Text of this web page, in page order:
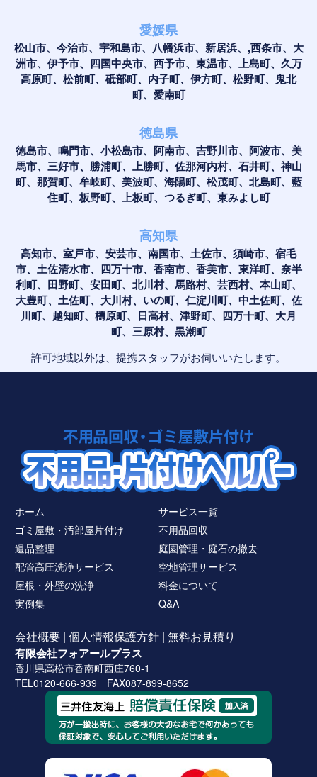
愛媛県
松山市、今治市、宇和島市、八幡浜市、新居浜、,西条市、大
洲市、伊予市、四国中央市、西予市、東温市、上島町、久万
高原町、松前町、砥部町、内子町、伊方町、松野町、鬼北
町、愛南町
徳島県
徳島市、鳴門市、小松島市、阿南市、吉野川市、阿波市、美
馬市、三好市、勝浦町、上勝町、佐那河内村、石井町、神山
町、那賀町、牟岐町、美波町、海陽町、松茂町、北島町、藍
住町、板野町、上板町、つるぎ町、東みよし町
高知県
高知市、室戸市、安芸市、南国市、土佐市、須崎市、宿毛
市、土佐清水市、四万十市、香南市、香美市、東洋町、奈半
利町、田野町、安田町、北川村、馬路村、芸西村、本山町、
大豊町、土佐町、大川村、いの町、仁淀川町、中土佐町、佐
川町、越知町、檮原町、日高村、津野町、四万十町、大月
町、三原村、黒潮町
許可地域以外は、提携スタッフがお伺いいたします。
ホーム
サービス一覧
ゴミ屋敷・汚部屋片付け
不用品回収
遺品整理
庭園管理・庭石の撤去
配管高圧洗浄サービス
空地管理サービス
屋根・外壁の洗浄
料金について
実例集
Q&A
会社概要| 個人情報保護方針| 無料お見積り
有限会社フォアールプラス
香川県高松市香南町西庄760-1
TEL0120-666-939 FAX087-899-8652